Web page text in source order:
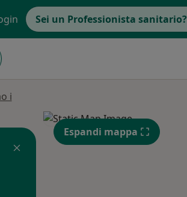
Sei un Professionista sanitario?
i
Espandi mappa